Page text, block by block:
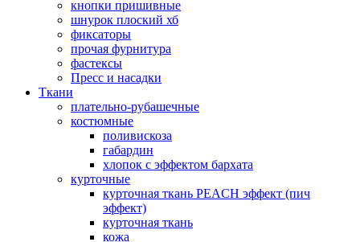
кнопки пришивные
шнурок плоский хб
фиксаторы
прочая фурнитура
фастексы
Пресс и насадки
Ткани
плательно-рубашечные
костюмные
поливискоза
габардин
хлопок с эффектом бархата
курточные
курточная ткань PEACH эффект (пич
эффект)
курточная ткань
кожа